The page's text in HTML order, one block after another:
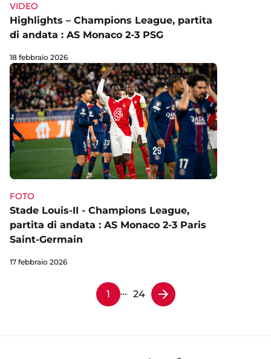
VIDEO
Highlights – Champions League, partita
di andata : AS Monaco 2-3 PSG
18 febbraio 2026
FOTO
Stade Louis-II - Champions League,
partita di andata : AS Monaco 2-3 Paris
Saint-Germain
17 febbraio 2026
1 … 24